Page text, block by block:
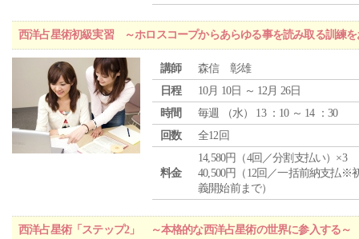
西洋占星術初級実習 ～ホロスコープからあらゆる事を読み取る訓練を
講師
森信 彰雄
日程
10月 10日 ～ 12月 26日
時間
毎週 （水） 13 ：10 ～ 14 ：30
回数
全12回
料金
14,580円（4回／分割支払い）×3
40,500円（12回／一括前納支払※
義開始前まで）
西洋占星術「ステップ2」 ～本格的な西洋占星術の世界に参入する～